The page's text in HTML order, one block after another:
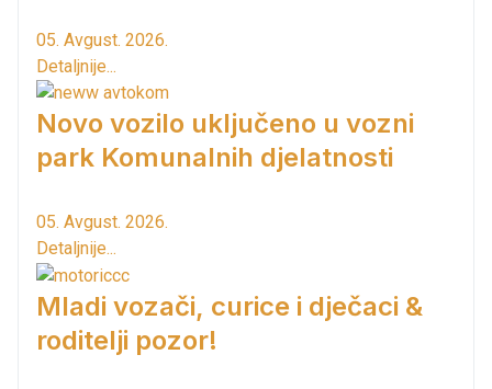
05. Avgust. 2026.
Detaljnije...
Novo vozilo uključeno u vozni
park Komunalnih djelatnosti
05. Avgust. 2026.
Detaljnije...
Mladi vozači, curice i dječaci &
roditelji pozor!